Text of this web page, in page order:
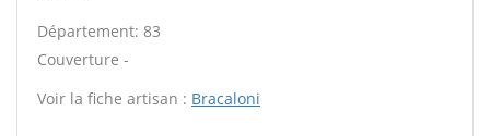
Département: 83
Couverture -
Voir la fiche artisan : Bracaloni